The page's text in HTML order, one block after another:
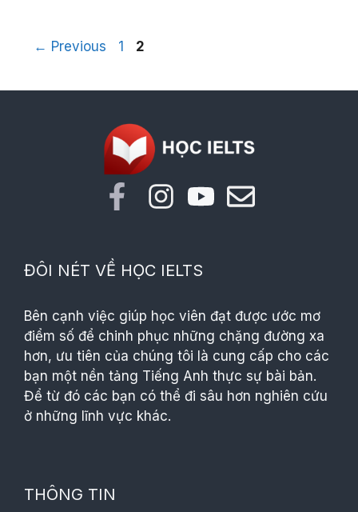
Điều
← Previous Page
1 Page
2
ĐÔI NÉT VỀ HỌC IELTS
Bên cạnh việc giúp học viên đạt được ước mơ
điểm số để chinh phục những chặng đường xa
hơn, ưu tiên của chúng tôi là cung cấp cho các
bạn một nền tảng Tiếng Anh thực sự bài bản.
Để từ đó các bạn có thể đi sâu hơn nghiên cứu
ở những lĩnh vực khác.
THÔNG TIN